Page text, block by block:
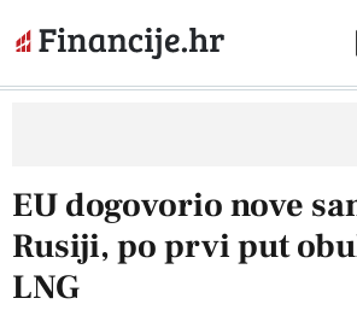
EU dogovorio nove
Rusiji, po prvi put
LNG